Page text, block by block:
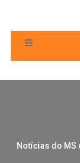
Notícias do MS